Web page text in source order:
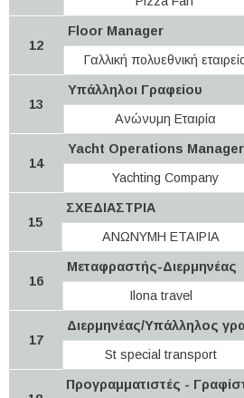
12
Floor Manager
Γαλλική πολυεθνική
13
Υπάλληλοι Γραφείου
Ανώνυμη Εταιρία
14
Yacht Operations
Yachting Company
15
ΣΧΕΔΙΑΣΤΡΙΑ
ΑΝΩΝΥΜΗ ΕΤΑΙΡΙΑ
16
Μεταφραστής-Διερμηνέας
Ilona travel
17
Διερμηνέας/Υπάλληλος
St special transport
Προγραμματιστές -